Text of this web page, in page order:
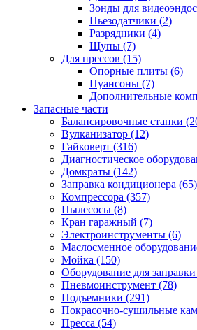
Зонды для
Пьезодатчики (2)
Разрядники (4)
Щупы (7)
Для прессов (15)
Опорные плиты (6)
Пуансоны (7)
Дополнительные
Запасные части
Балансировочные станки
Вулканизатор (12)
Гайковерт (316)
Диагностическое
Домкраты (142)
Заправка кондиционера (65)
Компрессора (357)
Пылесосы (8)
Кран гаражный (7)
Электроинструменты (6)
Маслосменное
Мойка (150)
Оборудование для
Пневмоинструмент (78)
Подъемники (291)
Покрасочно-сушильные
Пресса (54)